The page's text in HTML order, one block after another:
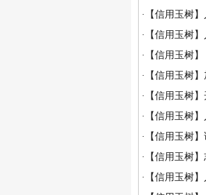
·
【信用玉树
·
【信用玉树
·
【信用玉树
·
【信用玉树
·
【信用玉树
·
【信用玉树
·
【信用玉树
·
【信用玉树
·
【信用玉树